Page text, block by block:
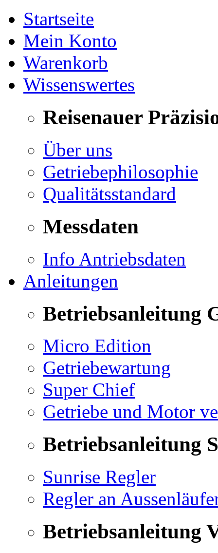
Startseite
Mein Konto
Warenkorb
Wissenswertes
Reisenauer
Über uns
Getriebephilosophie
Qualitätsstandard
Messdaten
Info Antriebsdaten
Anleitungen
Betriebsanleitung
Micro Edition
Getriebewartung
Super Chief
Getriebe und Motor
Betriebsanleitung
Sunrise Regler
Regler an
Betriebsanleitung